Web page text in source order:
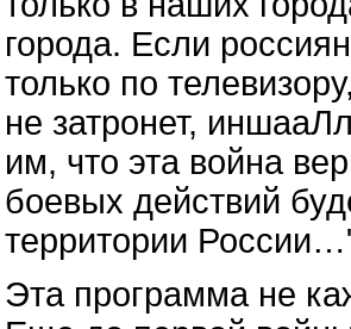
города. Если
только по
не затронет,
им, что эта война
боевых действий
территории
Эта программа не